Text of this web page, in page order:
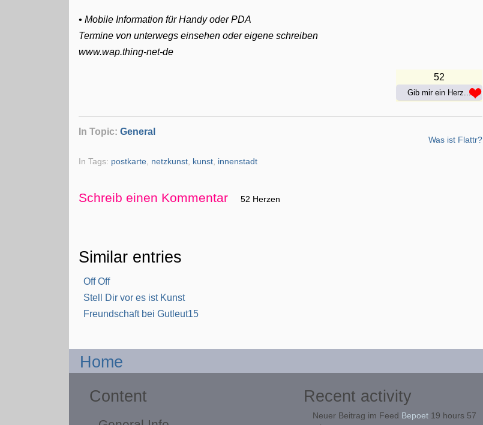
• Mobile Information für Handy oder PDA
Termine von unterwegs einsehen oder eigene schreiben
www.wap.thing-net-de
52
Gib mir ein Herz...
In Topic:General
In Tags: postkarte netzkunst kunst innenstadt
Was ist Flattr?
Schreib einen Kommentar 52 Herzen
Similar entries
Off Off
Stell Dir vor es ist Kunst
Freundschaft bei Gutleut15
Home
Content
Recent activity
Neuer Beitrag im Feed Bepoet19 hours 57